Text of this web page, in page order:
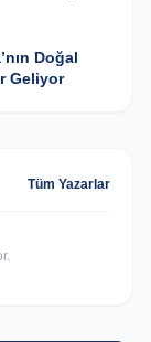
Doğal
Geliyor
Tüm Yazarlar